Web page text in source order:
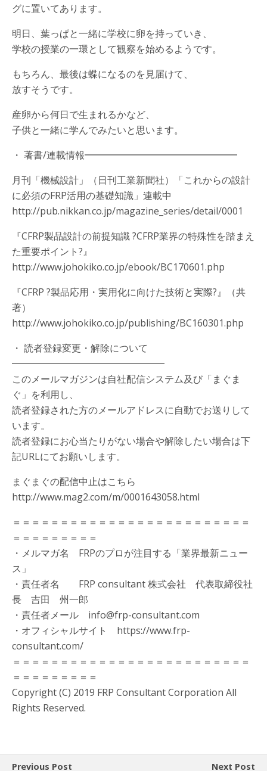
グに置いてあります。
明日、葉っぱと一緒に学校に卵を持っていき、
学校の授業の一環として観察を始めるようです。
もちろん、最後は蝶になるのを見届けて、
放すそうです。
産卵から何日で生まれるかなど、
子供と一緒に学んでみたいと思います。
・ 著書/連載情報━━━━━━━━━━━━━━━━
月刊「機械設計」（日刊工業新聞社）「これからの設計
に必須のFRP活用の基礎知識」連載中
http://pub.nikkan.co.jp/magazine_series/detail/0001
『CFRP製品設計の前提知識 ?CFRP業界の特殊性を踏まえ
た重要ポイント?』
http://www.johokiko.co.jp/ebook/BC170601.php
『CFRP ?製品応用・実用化に向けた技術と実際?』（共
著）
http://www.johokiko.co.jp/publishing/BC160301.php
・ 読者登録変更・解除について
━━━━━━━━━━━━━━━━
このメールマガジンは自社配信システム及び「まぐま
ぐ」を利用し、
読者登録された方のメールアドレスに自動でお送りして
います。
読者登録にお心当たりがない場合や解除したい場合は下
記URLにてお願いします。
まぐまぐの配信中止はこちら
http://www.mag2.com/m/0001643058.html
＝＝＝＝＝＝＝＝＝＝＝＝＝＝＝＝＝＝＝＝＝＝＝＝＝
＝＝＝＝＝＝＝＝＝
・メルマガ名 FRPのプロが注目する「業界最新ニュー
ス」
・責任者名 FRP consultant 株式会社 代表取締役社
長 吉田 州一郎
・責任者メール info@frp-consultant.com
・オフィシャルサイト https://www.frp-
consultant.com/
＝＝＝＝＝＝＝＝＝＝＝＝＝＝＝＝＝＝＝＝＝＝＝＝＝
＝＝＝＝＝＝＝＝＝
Copyright (C) 2019 FRP Consultant Corporation All
Rights Reserved.
Previous Post Next Post